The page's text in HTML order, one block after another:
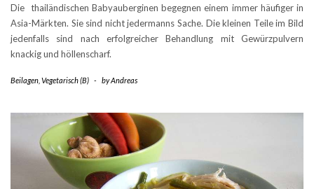
Die thailändischen Babyauberginen begegnen einem immer häufiger in
Asia-Märkten. Sie sind nicht jedermanns Sache. Die kleinen Teile im Bild
jedenfalls sind nach erfolgreicher Behandlung mit Gewürzpulvern
knackig und höllenscharf.
Beilagen Vegetarisch (B) - byAndreas